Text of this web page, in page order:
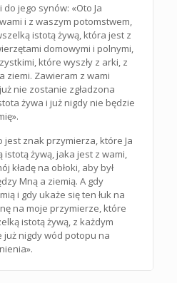
do jego synów: «Oto Ja
i z waszym potomstwem,
istotą żywą, która jest z
domowymi i polnymi,
które wyszły z arki, z
ziemi. Zawieram z wami
nie zostanie zgładzona
żywa i już nigdy nie będzie
jest znak przymierza, które Ja
istotą żywą, jaka jest z wami,
kładę na obłoki, aby był
Mną a ziemią. A gdy
i gdy ukaże się ten łuk na
na moje przymierze, które
istotą żywą, z każdym
już nigdy wód potopu na